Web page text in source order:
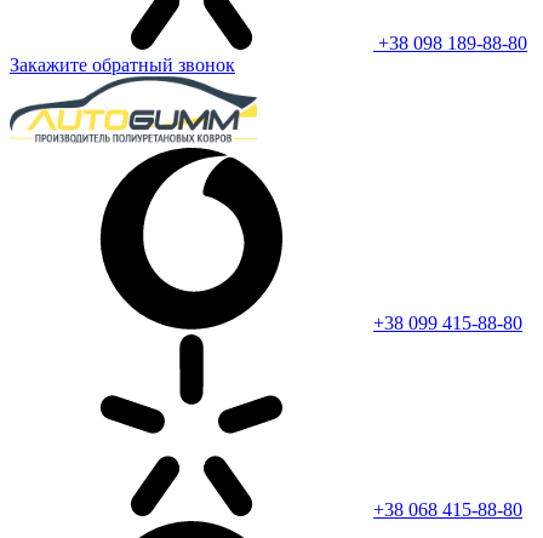
+38 098 189-88-80
Закажите обратный звонок
+38 099 415-88-80
+38 068 415-88-80